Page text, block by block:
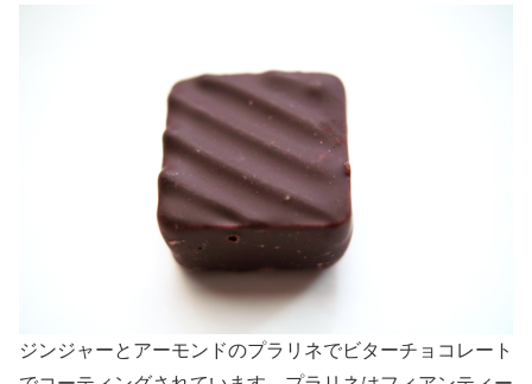
ジンジャーとアーモンドのプラリネでビターチョコレート